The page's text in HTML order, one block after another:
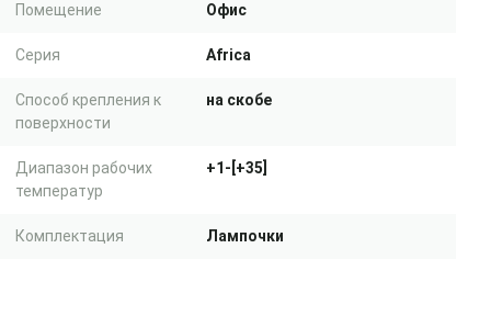
Помещение Офис
Серия Africa
Способ крепления к
поверхности
на скобе
Диапазон рабочих
температур
+1-[+35]
Комплектация Лампочки